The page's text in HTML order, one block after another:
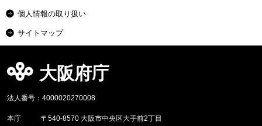
個人情報の取り扱い
サイトマップ
大阪府庁
法人番号：4000020270008
本庁 〒540-8570 大阪市中央区大手前2丁目